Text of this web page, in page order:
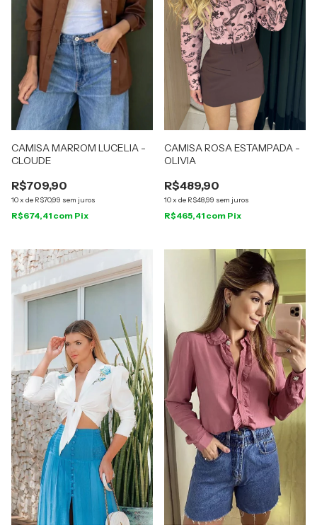
CAMISA MARROM LUCELIA -
CLOUDE
R$709,90
10x de R$70,99 sem juros
R$674,41 com Pix
CAMISA ROSA ESTAMPADA -
OLIVIA
R$489,90
10x de R$48,99 sem juros
R$465,41 com Pix